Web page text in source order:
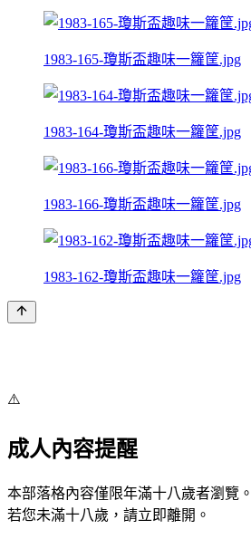
1983-165-瓊斯盃趣味一籮筐.jpg
1983-164-瓊斯盃趣味一籮筐.jpg
1983-166-瓊斯盃趣味一籮筐.jpg
1983-162-瓊斯盃趣味一籮筐.jpg
⚠️
成人內容提醒
本部落格內容僅限年滿十八歲者瀏覽。
若您未滿十八歲，請立即離開。